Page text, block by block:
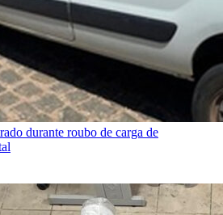
durante roubo de carga de